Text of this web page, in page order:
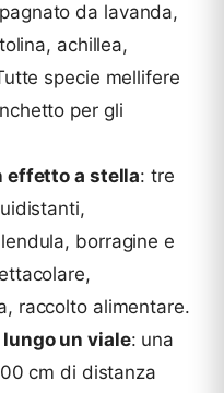
da lavanda,
achillea,
specie mellifere
per gli
effetto a stella: tre
borragine e
raccolto alimentare.
un viale: una
cm di distanza